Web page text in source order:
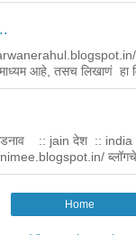
आहे, तसच लिखाणं हा
:: jain देश :: india
ब्लॉगचे
Home